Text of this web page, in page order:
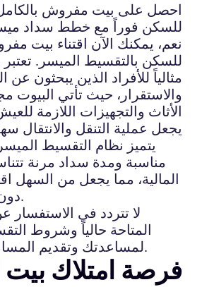
احصل على بيت مفروش
للسكن فوراً مع خطط سداد
نعم، يمكنك الآن اقتناء بيت
للسكن بالتقسيط الميسر. تعتبر
مثالياً للأفراد الذين يبحثون عن
والاستقرار، حيث تأتي البيوت
الأثاث والتجهيزات اللازمة
يجعل عملية التنقل والانتقال
يتميز نظام التقسيط
مناسبة ومدة سداد مرنة
المالية، مما يجعل من السهل
دون عبء مالي كبير.
لا تتردد في الاستفسار
المتاحة حالياً وشروط
لمساعدتك وتقديم المساعدة التي تحتاجها.
فرصة امتلاك بيت